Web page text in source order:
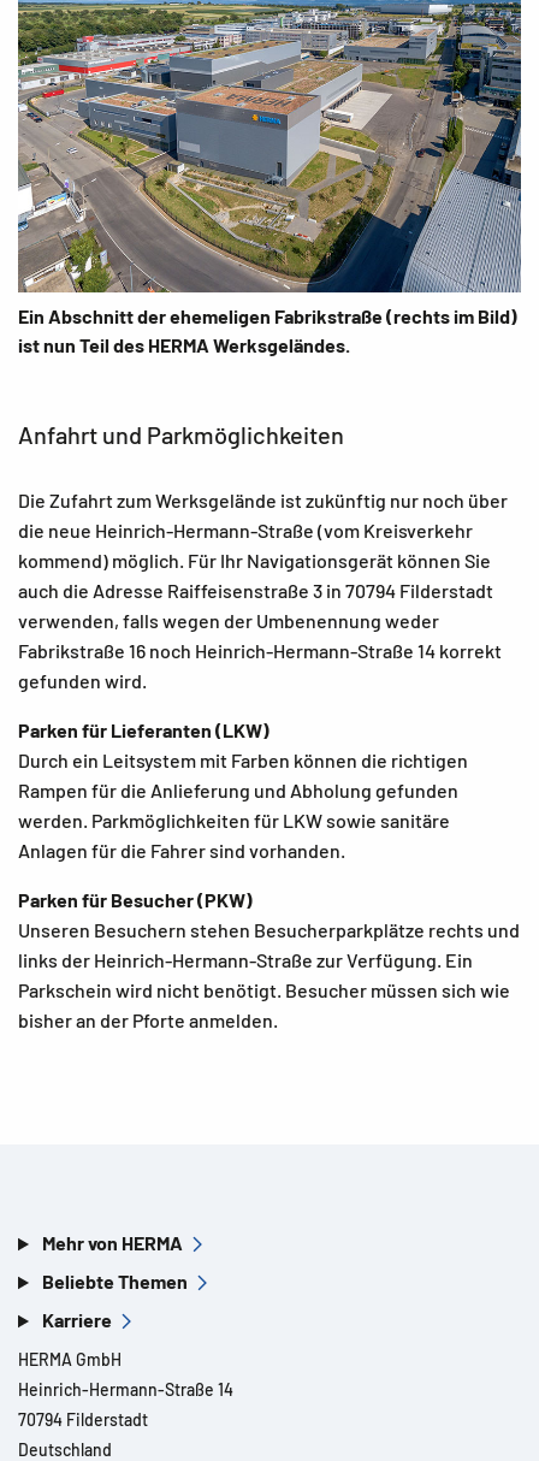
Ein Abschnitt der ehemeligen Fabrikstraße (rechts im Bild)
ist nun Teil des HERMA Werksgeländes.
Anfahrt und Parkmöglichkeiten
Die Zufahrt zum Werksgelände ist zukünftig nur noch über
die neue Heinrich-Hermann-Straße (vom Kreisverkehr
kommend) möglich. Für Ihr Navigationsgerät können Sie
auch die Adresse Raiffeisenstraße 3 in 70794 Filderstadt
verwenden, falls wegen der Umbenennung weder
Fabrikstraße 16 noch Heinrich-Hermann-Straße 14 korrekt
gefunden wird.
Parken für Lieferanten (LKW)
Durch ein Leitsystem mit Farben können die richtigen
Rampen für die Anlieferung und Abholung gefunden
werden. Parkmöglichkeiten für LKW sowie sanitäre
Anlagen für die Fahrer sind vorhanden.
Parken für Besucher (PKW)
Unseren Besuchern stehen Besucherparkplätze rechts und
links der Heinrich-Hermann-Straße zur Verfügung. Ein
Parkschein wird nicht benötigt. Besucher müssen sich wie
bisher an der Pforte anmelden.
Mehr von HERMA
Beliebte Themen
Karriere
HERMA GmbH
Heinrich-Hermann-Straße 14
70794 Filderstadt
Deutschland